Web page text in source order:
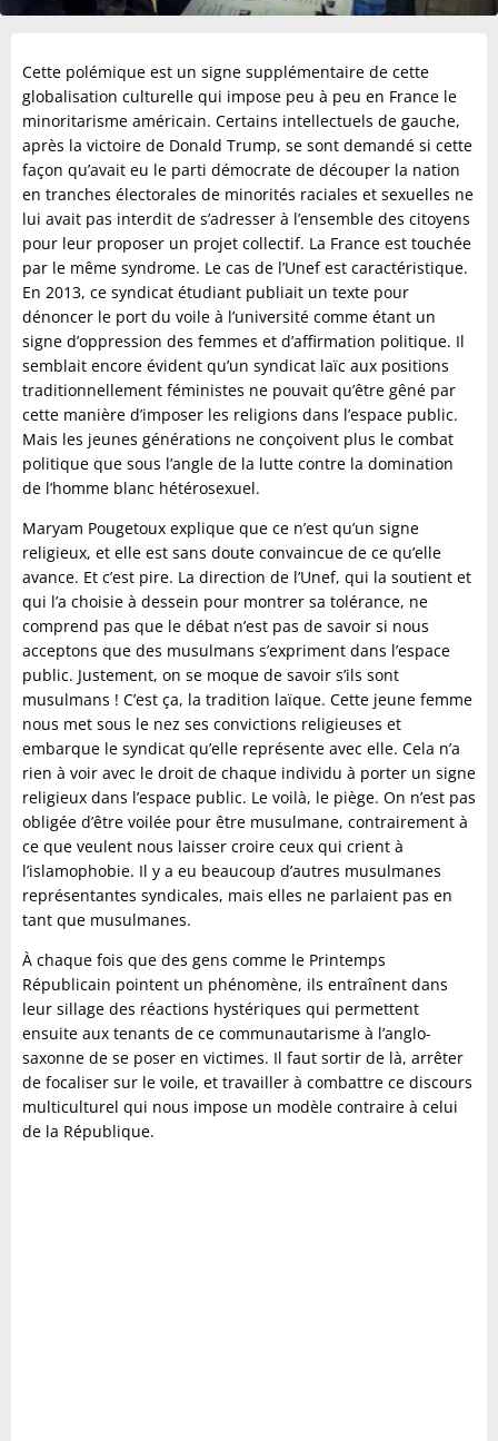
Cette polémique est un signe supplémentaire de cette
globalisation culturelle qui impose peu à peu en France le
minoritarisme américain. Certains intellectuels de gauche,
après la victoire de Donald Trump, se sont demandé si cette
façon qu’avait eu le parti démocrate de découper la nation
en tranches électorales de minorités raciales et sexuelles ne
lui avait pas interdit de s’adresser à l’ensemble des citoyens
pour leur proposer un projet collectif. La France est touchée
par le même syndrome. Le cas de l’Unef est caractéristique.
En 2013, ce syndicat étudiant publiait un texte pour
dénoncer le port du voile à l’université comme étant un
signe d’oppression des femmes et d’affirmation politique. Il
semblait encore évident qu’un syndicat laïc aux positions
traditionnellement féministes ne pouvait qu’être gêné par
cette manière d’imposer les religions dans l’espace public.
Mais les jeunes générations ne conçoivent plus le combat
politique que sous l’angle de la lutte contre la domination
de l’homme blanc hétérosexuel.
Maryam Pougetoux explique que ce n’est qu’un signe
religieux, et elle est sans doute convaincue de ce qu’elle
avance. Et c’est pire. La direction de l’Unef, qui la soutient et
qui l’a choisie à dessein pour montrer sa tolérance, ne
comprend pas que le débat n’est pas de savoir si nous
acceptons que des musulmans s’expriment dans l’espace
public. Justement, on se moque de savoir s’ils sont
musulmans ! C’est ça, la tradition laïque. Cette jeune femme
nous met sous le nez ses convictions religieuses et
embarque le syndicat qu’elle représente avec elle. Cela n’a
rien à voir avec le droit de chaque individu à porter un signe
religieux dans l’espace public. Le voilà, le piège. On n’est pas
obligée d’être voilée pour être musulmane, contrairement à
ce que veulent nous laisser croire ceux qui crient à
l’islamophobie. Il y a eu beaucoup d’autres musulmanes
représentantes syndicales, mais elles ne parlaient pas en
tant que musulmanes.
À chaque fois que des gens comme le Printemps
Républicain pointent un phénomène, ils entraînent dans
leur sillage des réactions hystériques qui permettent
ensuite aux tenants de ce communautarisme à l’anglo-
saxonne de se poser en victimes. Il faut sortir de là, arrêter
de focaliser sur le voile, et travailler à combattre ce discours
multiculturel qui nous impose un modèle contraire à celui
de la République.